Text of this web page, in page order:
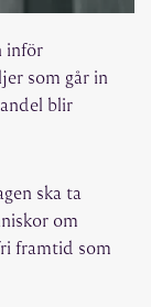
inför
som går in
blir
ska ta
om
framtid som